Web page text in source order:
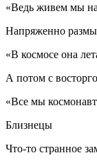
«Ведь живем мы
Напряженно
«В космосе она
А потом с
«Все мы
Близнецы
Что-то странное